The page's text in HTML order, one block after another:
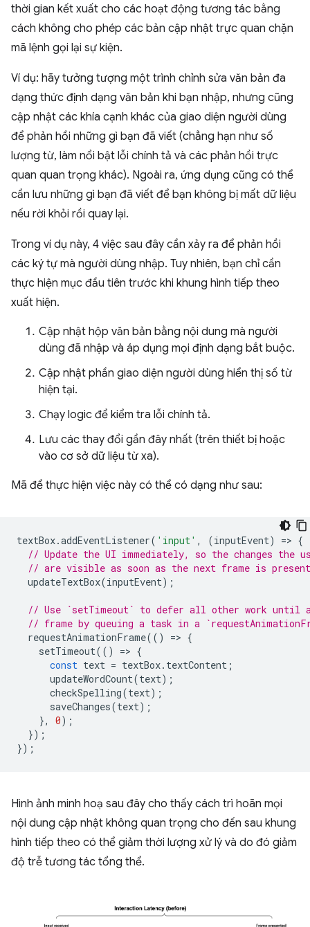
thời gian kết xuất cho các hoạt động tương tác bằng
cách không cho phép các bản cập nhật trực quan chặn
mã lệnh gọi lại sự kiện.
Ví dụ: hãy tưởng tượng một trình chỉnh sửa văn bản đa
dạng thức định dạng văn bản khi bạn nhập, nhưng cũng
cập nhật các khía cạnh khác của giao diện người dùng
để phản hồi những gì bạn đã viết (chẳng hạn như số
lượng từ, làm nổi bật lỗi chính tả và các phản hồi trực
quan quan trọng khác). Ngoài ra, ứng dụng cũng có thể
cần lưu những gì bạn đã viết để bạn không bị mất dữ liệu
nếu rời khỏi rồi quay lại.
Trong ví dụ này, 4 việc sau đây cần xảy ra để phản hồi
các ký tự mà người dùng nhập. Tuy nhiên, bạn chỉ cần
thực hiện mục đầu tiên trước khi khung hình tiếp theo
xuất hiện.
Cập nhật hộp văn bản bằng nội dung mà người
dùng đã nhập và áp dụng mọi định dạng bắt buộc.
Cập nhật phần giao diện người dùng hiển thị số từ
hiện tại.
Chạy logic để kiểm tra lỗi chính tả.
Lưu các thay đổi gần đây nhất (trên thiết bị hoặc
vào cơ sở dữ liệu từ xa).
Mã để thực hiện việc này có thể có dạng như sau:
textBox.addEventListener( 'input' , (inputEvent) => {
// Update the UI immediately, so the changes the
// are visible as soon as the next frame is
updateTextBox(inputEvent);
// Use `setTimeout` to defer all other work until
// frame by queuing a task in a
requestAnimationFrame(() => {
setTimeout(() => {
const text = textBox. textContent ;
updateWordCount(text);
checkSpelling(text);
saveChanges(text);
},
0);
});
});
Hình ảnh minh hoạ sau đây cho thấy cách trì hoãn mọi
nội dung cập nhật không quan trọng cho đến sau khung
hình tiếp theo có thể giảm thời lượng xử lý và do đó giảm
độ trễ tương tác tổng thể.